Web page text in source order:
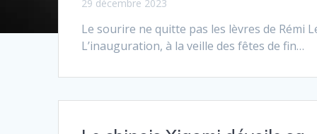
29 décembre 2023
Le sourire ne quitte pas les lèvres de Rémi
L’inauguration, à la veille des fêtes de fin…